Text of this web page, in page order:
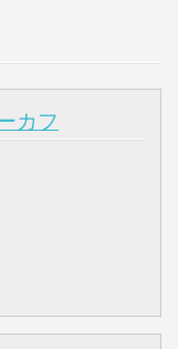
カフ